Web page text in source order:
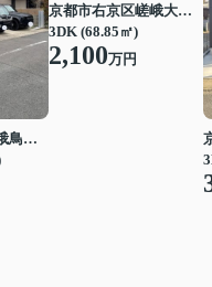
京都市右京区嵯峨鳥居本仙翁町
京都市右京区嵯峨大覚寺門前堂ノ前町
3DK (68.85㎡)
2,100万円